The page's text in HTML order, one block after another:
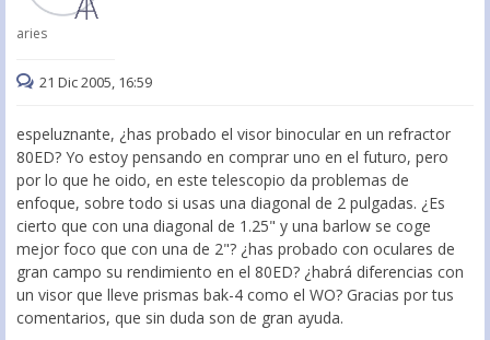
aries
21 Dic 2005, 16:59
espeluznante, ¿has probado el visor binocular en un refractor
80ED? Yo estoy pensando en comprar uno en el futuro, pero
por lo que he oido, en este telescopio da problemas de
enfoque, sobre todo si usas una diagonal de 2 pulgadas. ¿Es
cierto que con una diagonal de 1.25" y una barlow se coge
mejor foco que con una de 2"? ¿has probado con oculares de
gran campo su rendimiento en el 80ED? ¿habrá diferencias con
un visor que lleve prismas bak-4 como el WO? Gracias por tus
comentarios, que sin duda son de gran ayuda.